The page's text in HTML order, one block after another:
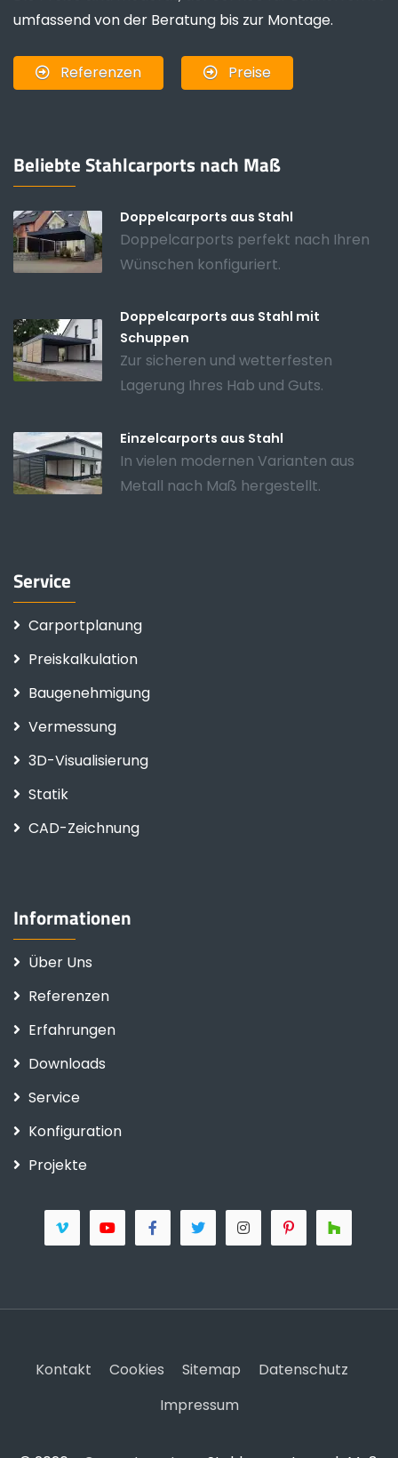
umfassend von der Beratung bis zur Montage.
Referenzen Preise
Beliebte Stahlcarports nach Maß
Doppelcarports aus Stahl
Doppelcarports perfekt nach Ihren
Wünschen konfiguriert.
Doppelcarports aus Stahl mit
Schuppen
Zur sicheren und wetterfesten
Lagerung Ihres Hab und Guts.
Einzelcarports aus Stahl
In vielen modernen Varianten aus
Metall nach Maß hergestellt.
Service
Carportplanung
Preiskalkulation
Baugenehmigung
Vermessung
3D-Visualisierung
Statik
CAD-Zeichnung
Informationen
Über Uns
Referenzen
Erfahrungen
Downloads
Service
Konfiguration
Projekte
Kontakt Cookies Sitemap
Datenschutz
Impressum